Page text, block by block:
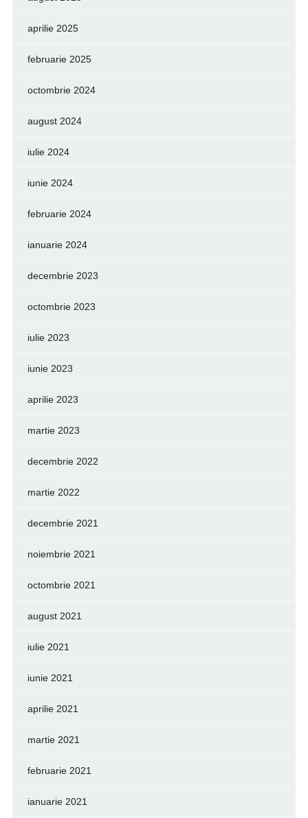
aprilie 2025
februarie 2025
octombrie 2024
august 2024
iulie 2024
iunie 2024
februarie 2024
ianuarie 2024
decembrie 2023
octombrie 2023
iulie 2023
iunie 2023
aprilie 2023
martie 2023
decembrie 2022
martie 2022
decembrie 2021
noiembrie 2021
octombrie 2021
august 2021
iulie 2021
iunie 2021
aprilie 2021
martie 2021
februarie 2021
ianuarie 2021